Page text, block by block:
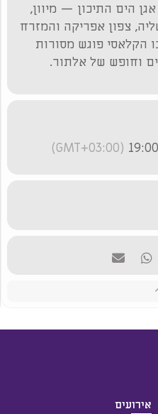
הים התיכון — מיוון,
צפון אפריקה והמזרח
הקלאסי פוגש מסורות
וחופש של אלתור.
(GMT+03:00)
אירועים